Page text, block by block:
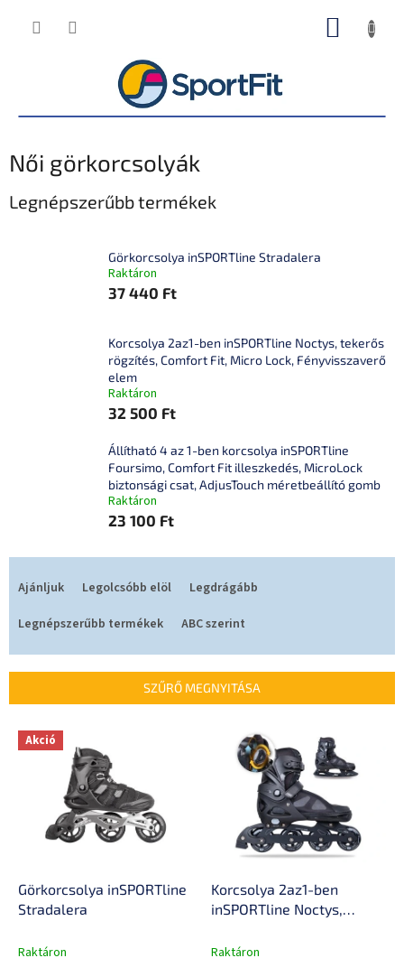
KOSÁR
Női görkorcsolyák
Legnépszerűbb termékek
Görkorcsolya inSPORTline Stradalera
Raktáron
37 440 Ft
Korcsolya 2az1-ben inSPORTline Noctys, tekerős
rögzítés, Comfort Fit, Micro Lock, Fényvisszaverő
elem
Raktáron
32 500 Ft
Állítható 4 az 1-ben korcsolya inSPORTline
Foursimo, Comfort Fit illeszkedés, MicroLock
biztonsági csat, AdjusTouch méretbeállító gomb
Raktáron
23 100 Ft
m
k
Ajánljuk Legolcsóbb elöl
Legdrágább
Legnépszerűbb termékek
ABC szerint
SZŰRŐ MEGNYITÁSA
T Akció
Görkorcsolya inSPORTline
Stradalera
Raktáron
Korcsolya 2az1-ben
inSPORTline Noctys,
Fit, Micro Lock,
Raktáron